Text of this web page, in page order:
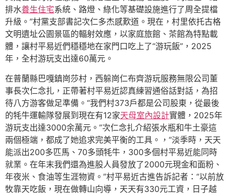
排水養生住宅系統、路燈、綠化等基礎設施進行了周全提檔
升級。”村黨支部書記次仁多杰感歎道。現在，村里依托古格
文明遺址公園景區的輻射效應，以家庭旅館、茶館為特點載
體，讓村平易近們穩穩地在家門口吃上了“游玩飯”，2025
年，全村游玩支出達60萬元。
在普蘭縣巴嘎鎮崗莎村，西躲崗仁布齊游玩服務無限公司董
事長次仁念扎，正帶著村平易近認真練習通俗話對話，為招
待八方游客做足準備。“我們村373戶都是公司股東，從最後
的牦牛運輸隊發展到現在有12家天母室內設計實體，2025年
游玩支出達3000余萬元。”次仁念扎介紹張水瓶和牛土豪這
兩個極端，都成了她追求完美平衡的工具。，“淡季時，天天
能派出200多匹馬、70多頭牦牛，300多個村平易近能同時
就業。在年末我們還為進股人員發放了2000元現金和面粉、
年夜米、食油等生涯物資。”村平易近古進告訴記者：“以前放
牧靠天吃飯，現在做轉山向導，天天有330元工資，日子越